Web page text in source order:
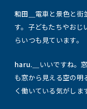
和田＿ 電車と景色と
す。子どもたちやおじ
らいつも見ています。
haru.＿ いいですね。
も窓から見える空の明
く働いている気がしま